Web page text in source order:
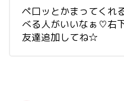
ペ口ッとかまってくれ
べる人がいいなぁ♡右
友達追加してね☆